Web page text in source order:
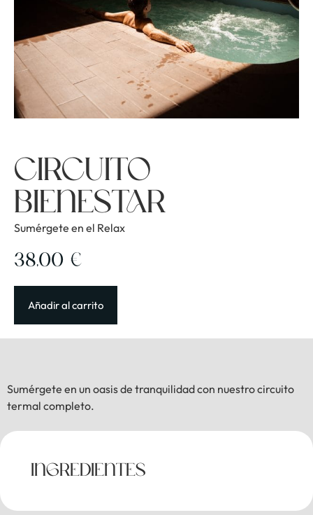
Circuito
Bienestar
Sumérgete en el Relax
38,00 €
Añadir al carrito
Sumérgete en un oasis de tranquilidad con nuestro circuito
termal completo.
INGREDIENTES